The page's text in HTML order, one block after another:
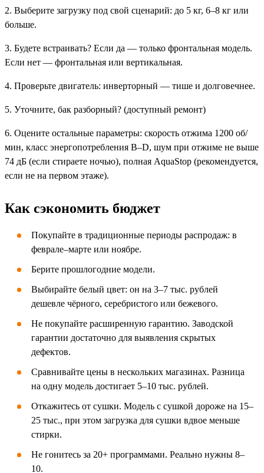
2. Выберите загрузку под свой сценарий: до 5 кг, 6–8 кг или
больше.
3. Будете встраивать? Если да — только фронтальная модель.
Если нет — фронтальная или вертикальная.
4. Проверьте двигатель: инверторный — тише и долговечнее.
5. Уточните, бак разборный? (доступный ремонт)
6. Оцените остальные параметры: скорость отжима 1200 об/
мин, класс энергопотребления B–D, шум при отжиме не выше
74 дБ (если стираете ночью), полная AquaStop (рекомендуется,
если не на первом этаже).
Как сэкономить бюджет
Покупайте в традиционные периоды распродаж: в
феврале–марте или ноябре.
Берите прошлогодние модели.
Выбирайте белый цвет: он на 3–7 тыс. рублей
дешевле чёрного, серебристого или бежевого.
Не покупайте расширенную гарантию. Заводской
гарантии достаточно для выявления скрытых
дефектов.
Сравнивайте цены в нескольких магазинах. Разница
на одну модель достигает 5–10 тыс. рублей.
Откажитесь от сушки. Модель с сушкой дороже на 15–
25 тыс., при этом загрузка для сушки вдвое меньше
стирки.
Не гонитесь за 20+ программами. Реально нужны 8–
10.